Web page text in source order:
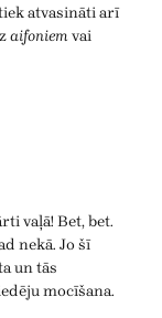
atvasināti arī
aifoniemvai
vaļā! Bet, bet.
nekā. Jo šī
un tās
mocīšana.